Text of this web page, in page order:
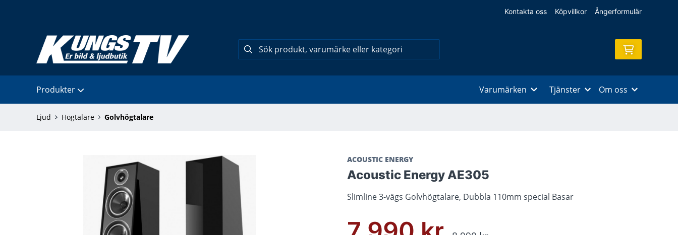
Kontakta oss Köpvillkor Ångerformulär
Produkter Varumärken Tjänster Om oss
Ljud Högtalare Golvhögtalare
ACOUSTIC ENERGY
Acoustic Energy AE305
Slimline 3-vägs Golvhögtalare, Dubbla 110mm special Basar